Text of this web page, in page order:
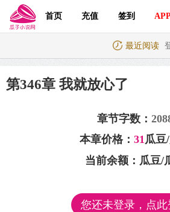
首页 充值 签到 APP
最近阅读
第346章 我就放心了
章节字数：
本章价格： 31瓜豆
当前余额： 瓜豆/
您还未登录，点此